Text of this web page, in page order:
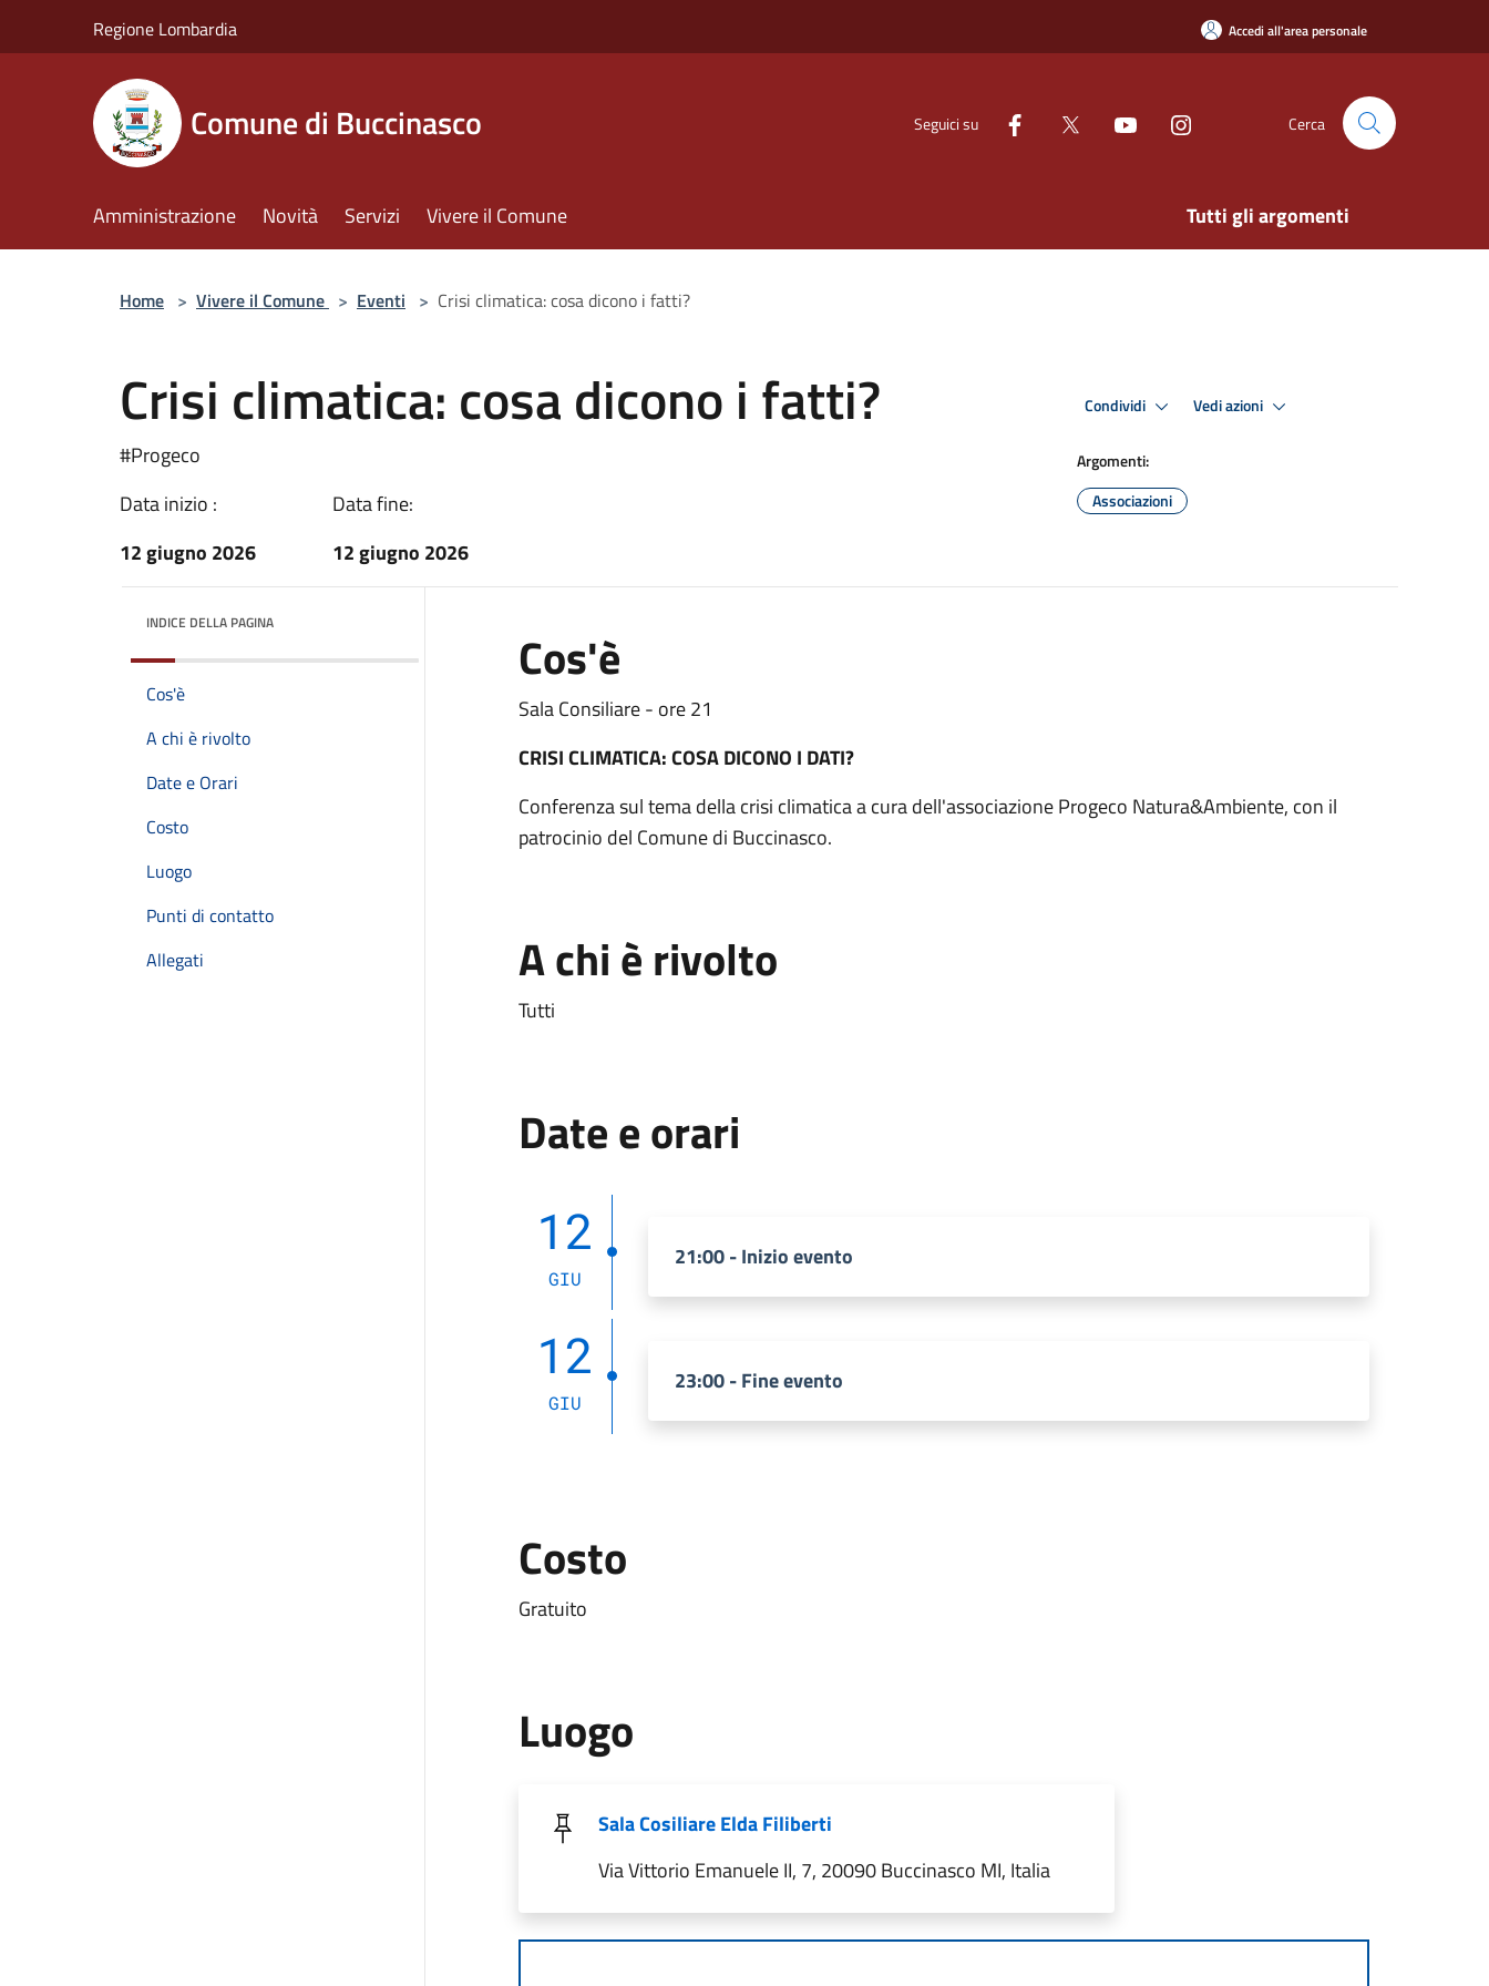
Regione Lombardia Accedi all'area personale
Comune di Buccinasco Seguici su Cerca
Amministrazione Novità Servizi Vivere il Comune Tutti gli argomenti
Home > Vivere il Comune > Eventi > Crisi climatica: cosa dicono i fatti?
Crisi climatica: cosa dicono i fatti?
#Progeco
Data inizio :
12 giugno 2026
Data fine:
12 giugno 2026
Condividi Vedi azioni
Argomenti:
Associazioni
INDICE DELLA PAGINA
Cos'è
A chi è rivolto
Date e Orari
Costo
Luogo
Punti di contatto
Allegati
Cos'è
Sala Consiliare - ore 21
CRISI CLIMATICA: COSA DICONO I DATI?
Conferenza sul tema della crisi climatica a cura dell'associazione Progeco Natura&Ambiente, con il
patrocinio del Comune di Buccinasco.
A chi è rivolto
Tutti
Date e orari
12
GIU
21:00 - Inizio evento
12
GIU
23:00 - Fine evento
Costo
Gratuito
Luogo
Sala Cosiliare Elda Filiberti
Via Vittorio Emanuele II, 7, 20090 Buccinasco MI, Italia